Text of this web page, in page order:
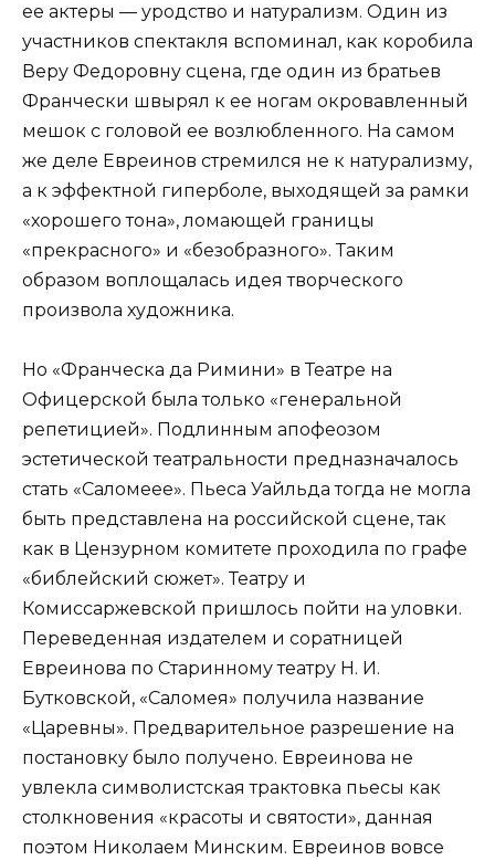
ее актеры — уродство и натурализм. Один из
участников спектакля вспоминал, как коробила
Веру Федоровну сцена, где один из братьев
Франчески швырял к ее ногам окровавленный
мешок с головой ее возлюбленного. На самом
же деле Евреинов стремился не к натурализму,
а к эффектной гиперболе, выходящей за рамки
«хорошего тона», ломающей границы
«прекрасного» и «безобразного». Таким
образом воплощалась идея творческого
произвола художника.
Но «Франческа да Римини» в Театре на
Офицерской была только «генеральной
репетицией». Подлинным апофеозом
эстетической театральности предназначалось
стать «Саломеее». Пьеса Уайльда тогда не могла
быть представлена на российской сцене, так
как в Цензурном комитете проходила по графе
«библейский сюжет». Театру и
Комиссаржевской пришлось пойти на уловки.
Переведенная издателем и соратницей
Евреинова по Старинному театру Н. И.
Бутковской, «Саломея» получила название
«Царевны». Предварительное разрешение на
постановку было получено. Евреинова не
увлекла символистская трактовка пьесы как
столкновения «красоты и святости», данная
поэтом Николаем Минским. Евреинов вовсе